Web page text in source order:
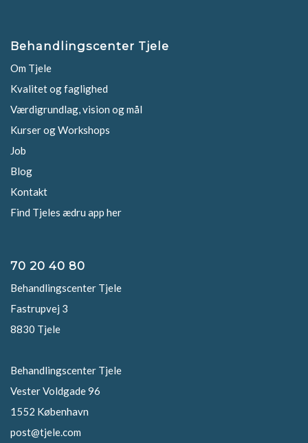
Behandlingscenter Tjele
Om Tjele
Kvalitet og faglighed
Værdigrundlag, vision og mål
Kurser og Workshops
Job
Blog
Kontakt
Find Tjeles ædru app her
70 20 40 80
Behandlingscenter Tjele
Fastrupvej 3
8830 Tjele
Behandlingscenter Tjele
Vester Voldgade 96
1552 København
post@tjele.com